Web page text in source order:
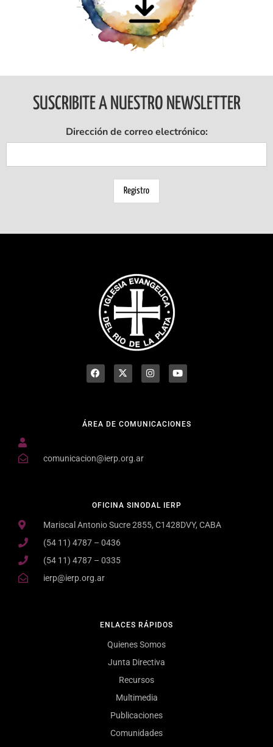
SUSCRIBITE A NUESTRO NEWSLETTER
Dirección de correo electrónico:
ENLACES RÁPIDOS
Quienes Somos
Junta Directiva
Recursos
Multimedia
Publicaciones
Comunidades
OFICINA SINODAL IERP
Mariscal Antonio Sucre 2855, C1428DVY, CABA
(54 11) 4787 – 0436
(54 11) 4787 – 0335
ierp@ierp.org.ar
ÁREA DE COMUNICACIONES
comunicacion@ierp.org.ar